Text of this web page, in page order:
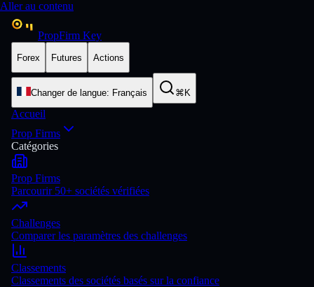
Aller au contenu
PropFirm Key
Forex Futures Actions
Changer de langue: Français ⌘K
Accueil
Prop Firms
Catégories
Prop Firms
Parcourir 50+ sociétés vérifiées
Challenges
Comparer les paramètres des challenges
Classements
Classements des sociétés basés sur la confiance